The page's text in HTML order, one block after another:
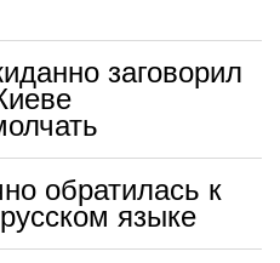
заговорил
обратилась к
языке